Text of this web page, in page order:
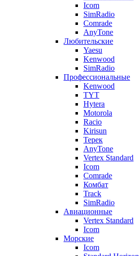
Icom
SimRadio
Comrade
AnyTone
Любительские
Yaesu
Kenwood
SimRadio
Профессиональные
Kenwood
TYT
Hytera
Motorola
Racio
Kirisun
Терек
AnyTone
Vertex Standard
Icom
Comrade
Комбат
Track
SimRadio
Авиационные
Vertex Standard
Icom
Морские
Icom